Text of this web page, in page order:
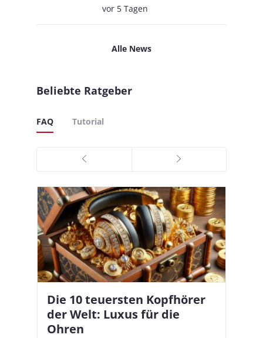
vor 5 Tagen
Alle News
Beliebte Ratgeber
FAQ Tutorial
Die 10 teuersten Kopfhörer
der Welt: Luxus für die
Ohren
Apple AirPods Pro 2 und iOS
18.1: So richtet ihr das neue
Hörgeräte-Feature ein